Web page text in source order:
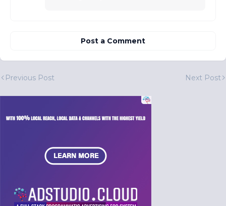
Post a Comment
Previous Post Next Post